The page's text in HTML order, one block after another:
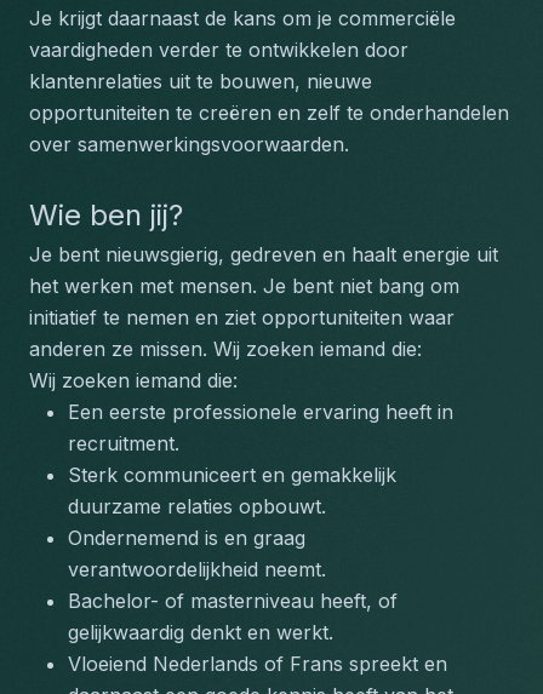
Je krijgt daarnaast de kans om je commerciële
vaardigheden verder te ontwikkelen door
klantenrelaties uit te bouwen, nieuwe
opportuniteiten te creëren en zelf te onderhandelen
over samenwerkingsvoorwaarden.
Wie ben jij?
Je bent nieuwsgierig, gedreven en haalt energie uit
het werken met mensen. Je bent niet bang om
initiatief te nemen en ziet opportuniteiten waar
anderen ze missen. Wij zoeken iemand die:
Wij zoeken iemand die:
Een eerste professionele ervaring heeft in
recruitment.
Sterk communiceert en gemakkelijk
duurzame relaties opbouwt.
Ondernemend is en graag
verantwoordelijkheid neemt.
Bachelor- of masterniveau heeft, of
gelijkwaardig denkt en werkt.
Vloeiend Nederlands of Frans spreekt en